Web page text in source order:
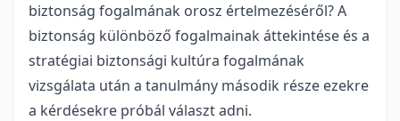
biztonság fogalmának orosz értelmezéséről? A
biztonság különböző fogalmainak áttekintése és a
stratégiai biztonsági kultúra fogalmának
vizsgálata után a tanulmány második része ezekre
a kérdésekre próbál választ adni.